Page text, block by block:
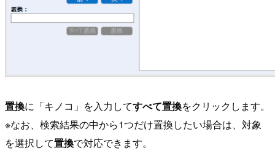
置換に「キノコ」を入力してすべて置換をクリックします。
※なお、検索結果の中から1つだけ置換したい場合は、対象
を選択して置換で対応できます。